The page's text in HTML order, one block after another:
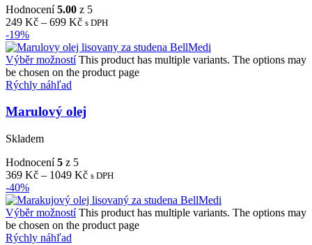
Hodnocení5.00 z 5
249 Kč – 699 Kč s DPH
-19%
Výběr možností This product has multiple variants. The options may
be chosen on the product page
Rýchly náhľad
Marulový olej
Skladem
Hodnocení5 z 5
369 Kč – 1049 Kč s DPH
-40%
Výběr možností This product has multiple variants. The options may
be chosen on the product page
Rýchly náhľad